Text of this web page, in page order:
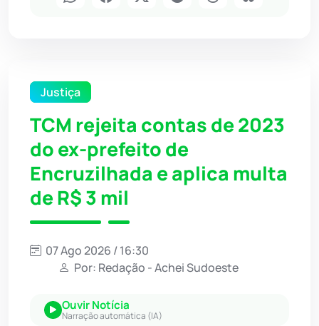
Justiça
TCM rejeita contas de 2023
do ex-prefeito de
Encruzilhada e aplica multa
de R$ 3 mil
07 Ago 2026 / 16:30
Por: Redação - Achei Sudoeste
Ouvir Notícia
Narração automática (IA)